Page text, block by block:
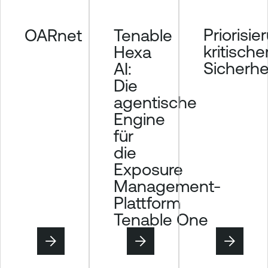
a
OARnet
Tenable
Hexa
AI:
Die
agentische
Engine
für
die
Exposure
Management-
Plattform
Tenable One